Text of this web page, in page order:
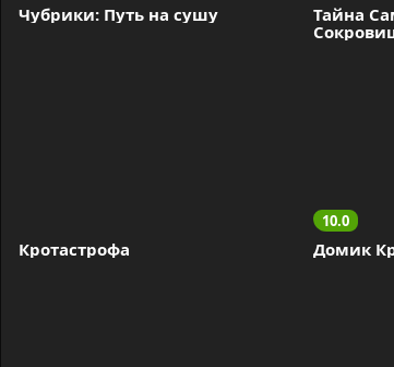
Чубрики: Путь на сушу
Тайна
Кротастрофа
10.0
Домик